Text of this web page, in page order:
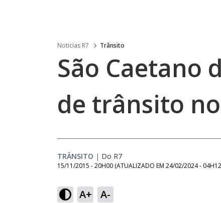
Noticias R7 Trânsito
São Caetano
de trânsito
TRÂNSITO | Do R7
15/11/2015 - 20H00 (ATUALIZADO EM 24/02/2024 - 04H12
A+ A-